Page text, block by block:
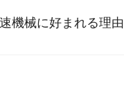
機械に好まれる理由